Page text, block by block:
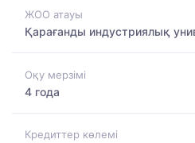
ЖОО атауы
Қарағанды индустриялық
Оқу мерзімі
4 года
Кредиттер көлемі